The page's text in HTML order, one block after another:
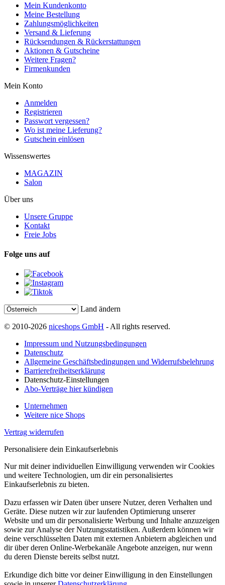
Mein Kundenkonto
Meine Bestellung
Zahlungsmöglichkeiten
Versand & Lieferung
Rücksendungen & Rückerstattungen
Aktionen & Gutscheine
Weitere Fragen?
Firmenkunden
Mein Konto
Anmelden
Registrieren
Passwort vergessen?
Wo ist meine Lieferung?
Gutschein einlösen
Wissenswertes
MAGAZIN
Salon
Über uns
Unsere Gruppe
Kontakt
Freie Jobs
Folge uns auf
Land ändern
© 2010-2026 niceshops GmbH - All rights reserved.
Impressum und Nutzungsbedingungen
Datenschutz
Allgemeine Geschäftsbedingungen und Widerrufsbelehrung
Barrierefreiheitserklärung
Datenschutz-Einstellungen
Abo-Verträge hier kündigen
Unternehmen
Weitere nice Shops
Vertrag widerrufen
Personalisiere dein Einkaufserlebnis
Nur mit deiner individuellen Einwilligung verwenden wir Cookies
und weitere Technologien, um dir ein personalisiertes
Einkaufserlebnis zu bieten.
Dazu erfassen wir Daten über unsere Nutzer, deren Verhalten und
Geräte. Diese nutzen wir zur laufenden Optimierung unserer
Website und um dir personalisierte Werbung und Inhalte anzuzeigen
sowie zur Analyse der Nutzungsstatistiken. Außerdem können wir
deine verschlüsselten Daten mit externen Anbietern abgleichen und
dir über deren Online-Werbekanäle Angebote anzeigen, nur wenn
du deren Dienste bereits selbst nutzt.
Erkundige dich bitte vor deiner Einwilligung in den Einstellungen